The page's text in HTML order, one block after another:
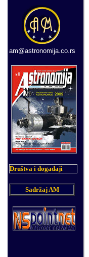
am@astronomija.co.rs
Društva i događaji
Sadržaj AM